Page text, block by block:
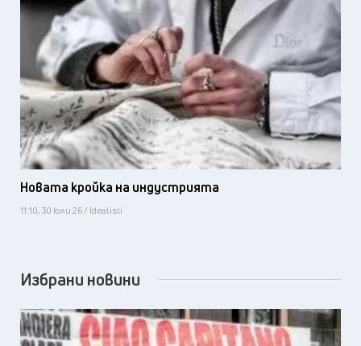
Новата кройка на индустрията
11:10, 30 юли 26 / Idealisti
Избрани новини